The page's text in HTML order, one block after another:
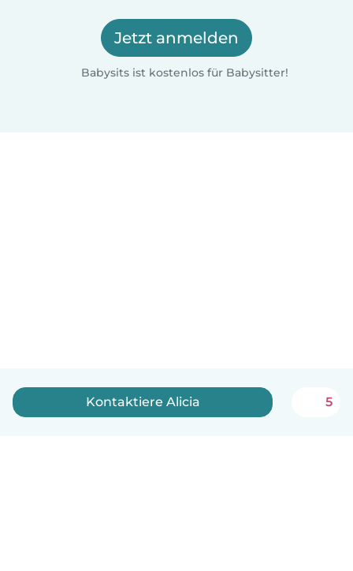
Jetzt anmelden
Babysits ist kostenlos für Babysitter!
Kontaktiere Alicia 5